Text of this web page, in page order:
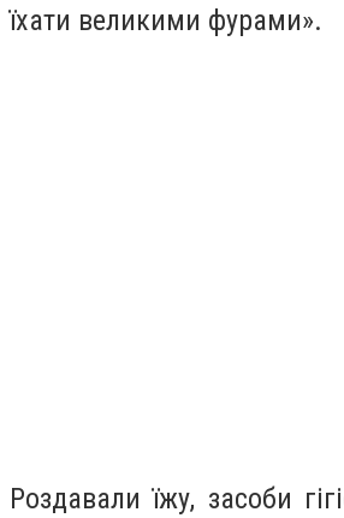
їхати великими фурами».
Роздавали їжу, засоби